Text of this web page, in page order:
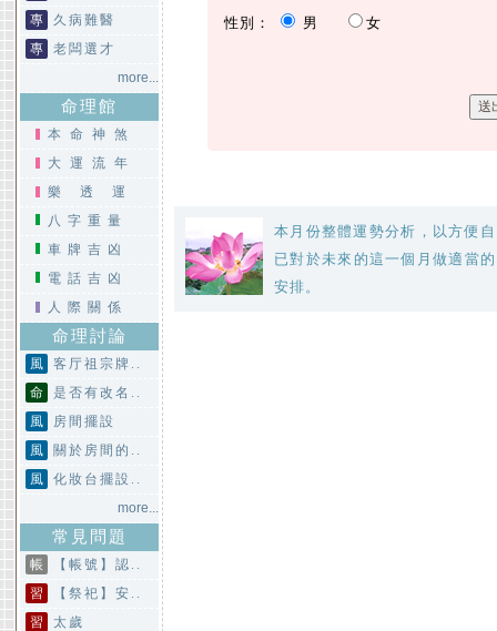
專
久病難醫
專
老闆選才
more...
命理館
本命神煞
大運流年
樂透運
八字重量
車牌吉凶
電話吉凶
人際關係
命理討論
風
客厅祖宗牌..
命
是否有改名..
風
房間擺設
風
關於房間的..
風
化妝台擺設..
more...
常見問題
帳
【帳號】認..
習
【祭祀】安..
習
太歲
性別： 男 女
本月份整體運勢分析，以方便自
已對於未來的這一個月做適當的
安排。